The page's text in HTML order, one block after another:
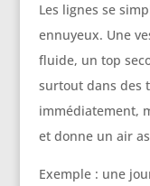
Les lignes se
ennuyeux. Une
fluide, un top
surtout dans des
immédiatement,
et donne un air
Exemple : une